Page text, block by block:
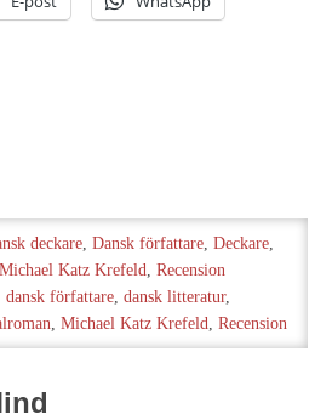
deckare, Dansk författare, Deckare,
Michael Katz Krefeld, Recension
dansk författare, dansk litteratur,
, Michael Katz Krefeld, Recension